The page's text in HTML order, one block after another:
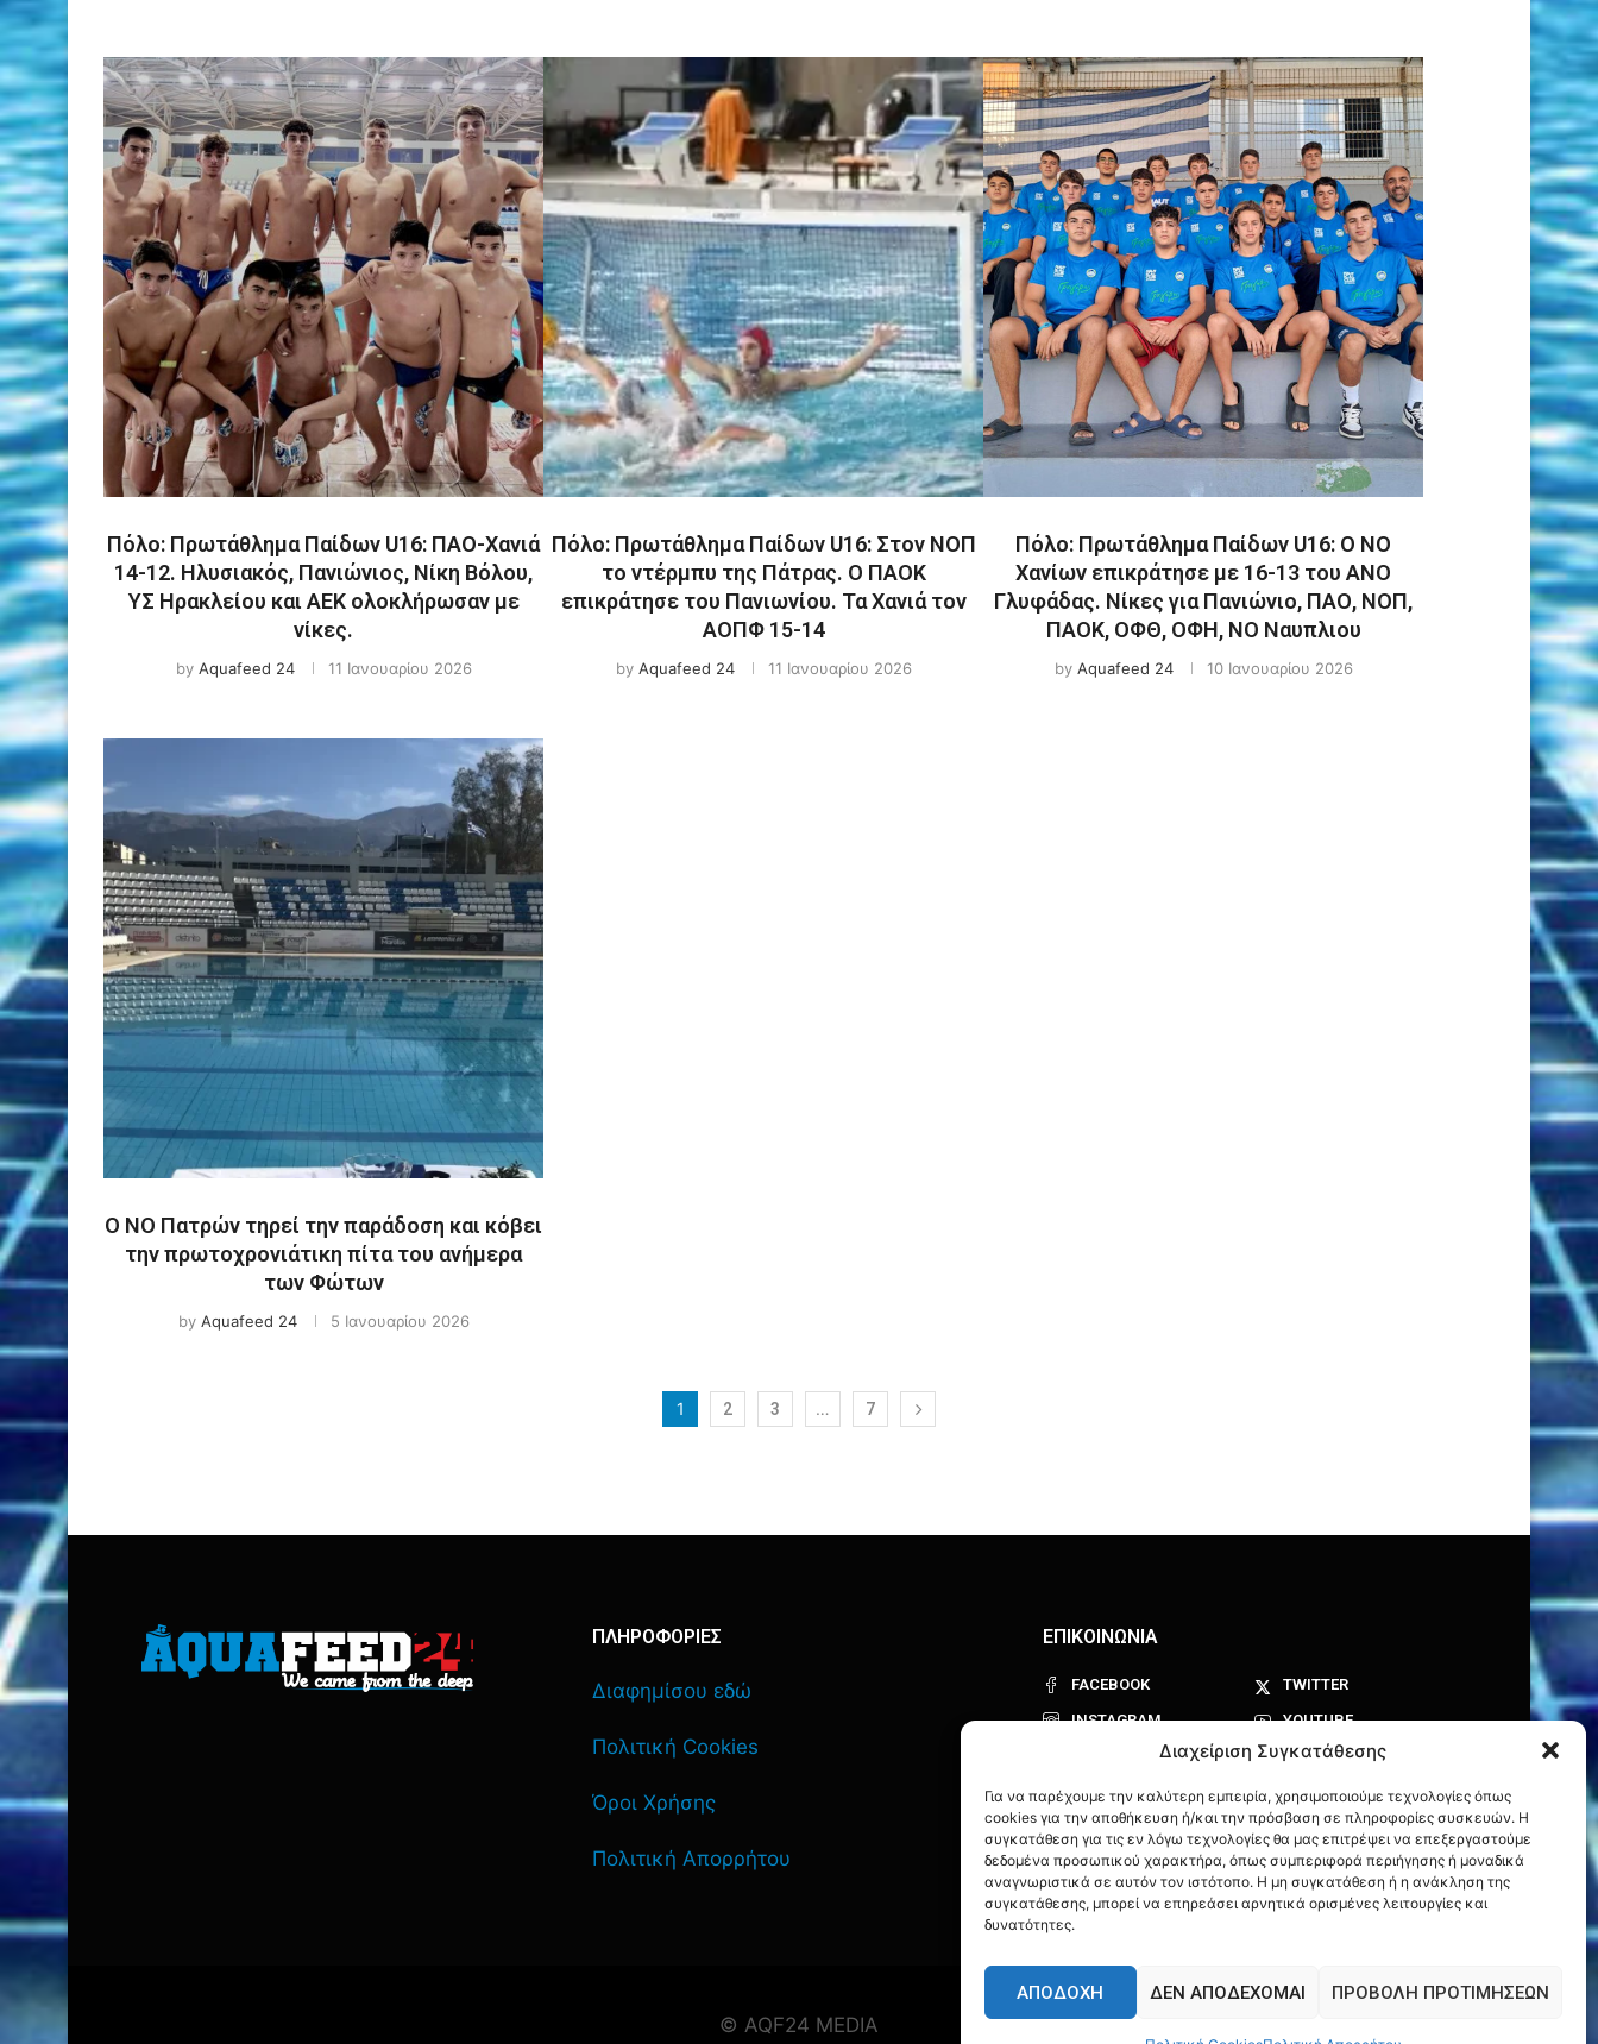
Διαχείριση Συγκατάθεσης
Για να παρέχουμε την καλύτερη εμπειρία, χρησιμοποιούμε τεχνολογίες όπως
cookies για την αποθήκευση ή/και την πρόσβαση σε πληροφορίες συσκευών. Η
συγκατάθεση για τις εν λόγω τεχνολογίες θα μας επιτρέψει να επεξεργαστούμε
δεδομένα προσωπικού χαρακτήρα, όπως συμπεριφορά περιήγησης ή μοναδικά
αναγνωριστικά σε αυτόν τον ιστότοπο. Η μη συγκατάθεση ή η ανάκληση της
συγκατάθεσης, μπορεί να επηρεάσει αρνητικά ορισμένες λειτουργίες και
δυνατότητες.
ΑΠΟΔΟΧΉ ΔΕΝ ΑΠΟΔΈΧΟΜΑΙ ΠΡΟΒΟΛΉ ΠΡΟΤΙΜΉΣΕΩΝ
Πόλο: Πρωτάθλημα Παίδων U16: ΠΑΟ-Χανιά
14-12. Ηλυσιακός, Πανιώνιος, Νίκη Βόλου,
ΥΣ Ηρακλείου και ΑΕΚ ολοκλήρωσαν με
νίκες.
by Aquafeed 24 11 Ιανουαρίου 2026
Πόλο: Πρωτάθλημα Παίδων U16: Στον ΝΟΠ
το ντέρμπυ της Πάτρας. Ο ΠΑΟΚ
επικράτησε του Πανιωνίου. Τα Χανιά τον
ΑΟΠΦ 15-14
by Aquafeed 24 11 Ιανουαρίου 2026
Πόλο: Πρωτάθλημα Παίδων U16: Ο ΝΟ
Χανίων επικράτησε με 16-13 του ΑΝΟ
Γλυφάδας. Νίκες για Πανιώνιο, ΠΑΟ, ΝΟΠ,
ΠΑΟΚ, ΟΦΘ, ΟΦΗ, ΝΟ Ναυπλιου
by Aquafeed 24 10 Ιανουαρίου 2026
Ο ΝΟ Πατρών τηρεί την παράδοση και κόβει
την πρωτοχρονιάτικη πίτα του ανήμερα
των Φώτων
by Aquafeed 24 5 Ιανουαρίου 2026
1 2 3 … 7
ΠΛΗΡΟΦΟΡΙΕΣ
Διαφημίσου εδώ
Πολιτική Cookies
Όροι Χρήσης
Πολιτική Απορρήτου
ΕΠΙΚΟΙΝΩΝΙΑ
FACEBOOK
TWITTER
INSTAGRAM
YOUTUBE
© AQF24 MEDIA